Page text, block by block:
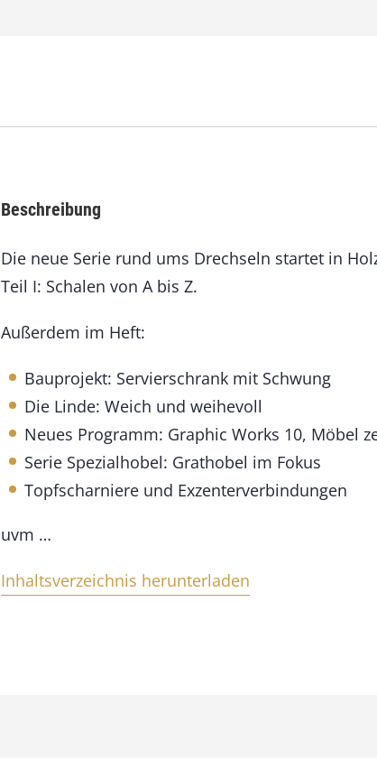
s
M
e
n
g
e
Beschreibung
Die neue Serie rund ums Drechseln startet in
Teil I: Schalen von A bis Z.
Außerdem im Heft:
Bauprojekt: Servierschrank mit Schwung
Die Linde: Weich und weihevoll
Neues Programm: Graphic Works 10, Möbel
Serie Spezialhobel: Grathobel im Fokus
Topfscharniere und Exzenterverbindungen
uvm …
Inhaltsverzeichnis herunterladen